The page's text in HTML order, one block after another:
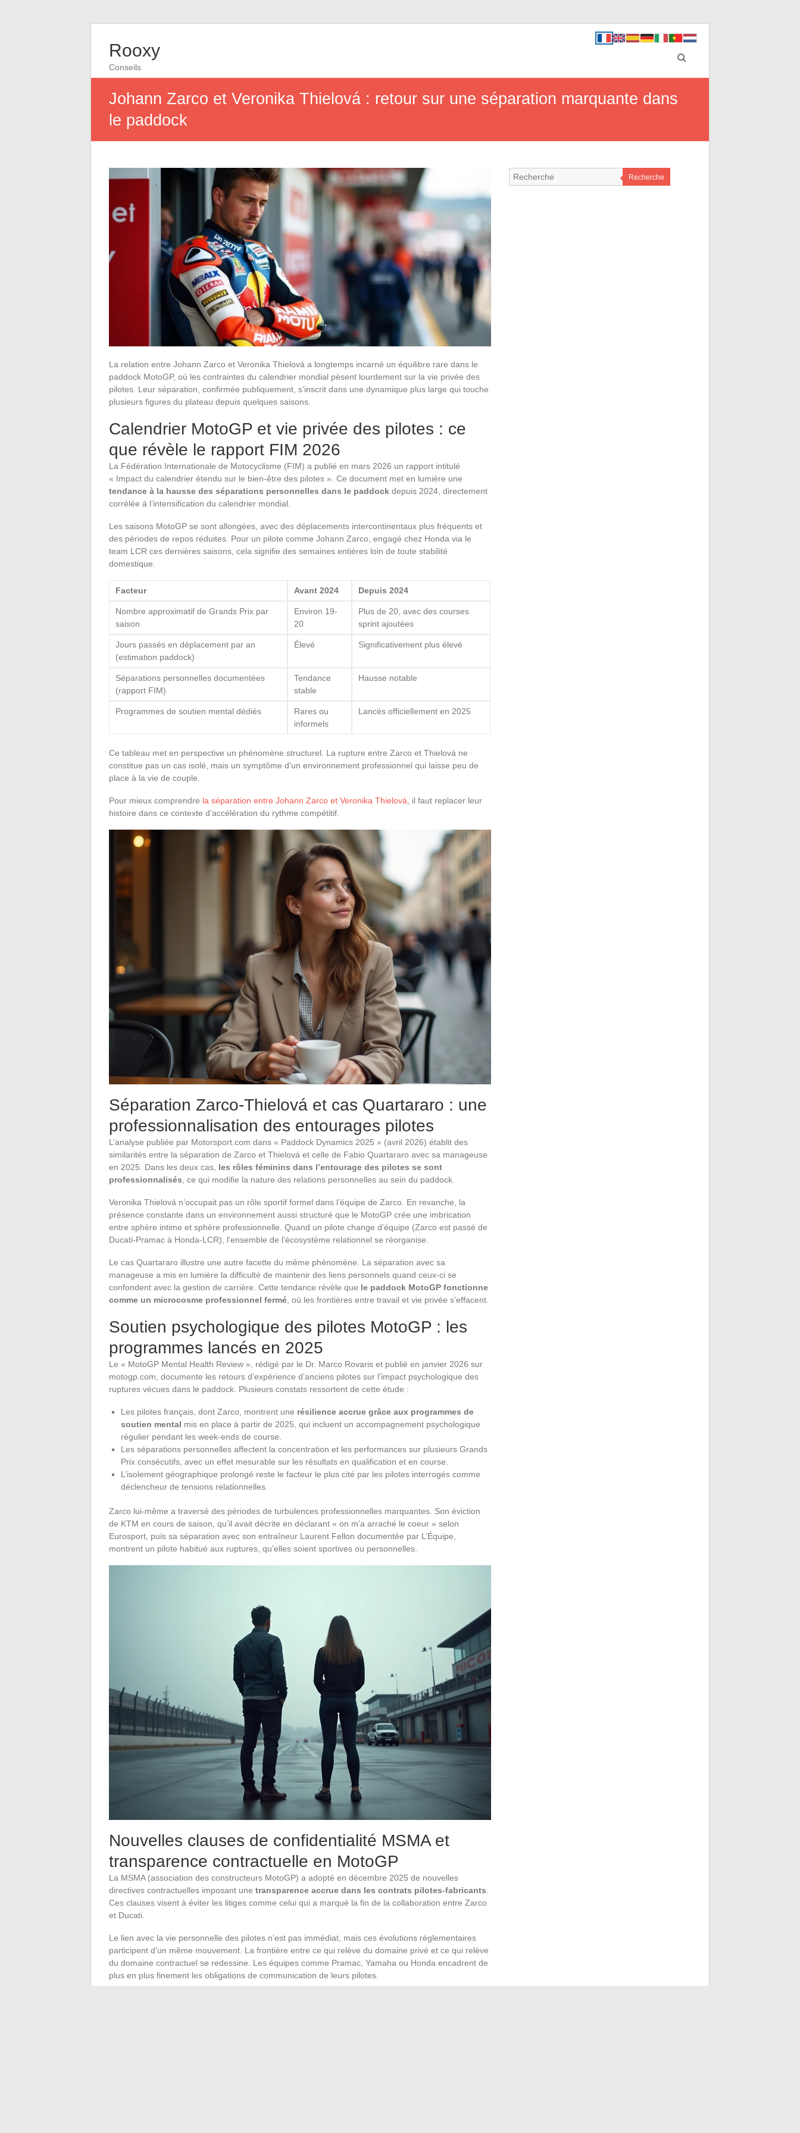
Rooxy
Conseils
Johann Zarco et Veronika Thielová : retour sur une séparation marquante dans
le paddock
La relation entre Johann Zarco et Veronika Thielová a longtemps incarné un équilibre rare dans le
paddock MotoGP, où les contraintes du calendrier mondial pèsent lourdement sur la vie privée des
pilotes. Leur séparation, confirmée publiquement, s’inscrit dans une dynamique plus large qui touche
plusieurs figures du plateau depuis quelques saisons.
Calendrier MotoGP et vie privée des pilotes : ce
que révèle le rapport FIM 2026
La Fédération Internationale de Motocyclisme (FIM) a publié en mars 2026 un rapport intitulé
« Impact du calendrier étendu sur le bien-être des pilotes ». Ce document met en lumière une
tendance à la hausse des séparations personnelles dans le paddock depuis 2024, directement
corrélée à l’intensification du calendrier mondial.
Les saisons MotoGP se sont allongées, avec des déplacements intercontinentaux plus fréquents et
des périodes de repos réduites. Pour un pilote comme Johann Zarco, engagé chez Honda via le
team LCR ces dernières saisons, cela signifie des semaines entières loin de toute stabilité
domestique.
Facteur Avant 2024 Depuis 2024
Nombre approximatif de Grands Prix par
saison
Environ 19-
20
Plus de 20, avec des courses
sprint ajoutées
Jours passés en déplacement par an
(estimation paddock)
Élevé Significativement plus élevé
Séparations personnelles documentées
(rapport FIM)
Tendance
stable
Hausse notable
Programmes de soutien mental dédiés
Rares ou
informels
Lancés officiellement en 2025
Ce tableau met en perspective un phénomène structurel. La rupture entre Zarco et Thielová ne
constitue pas un cas isolé, mais un symptôme d’un environnement professionnel qui laisse peu de
place à la vie de couple.
Pour mieux comprendre la séparation entre Johann Zarco et Veronika Thielová , il faut replacer leur
histoire dans ce contexte d’accélération du rythme compétitif.
Séparation Zarco-Thielová et cas Quartararo : une
professionnalisation des entourages pilotes
L’analyse publiée par Motorsport.com dans « Paddock Dynamics 2025 » (avril 2026) établit des
similarités entre la séparation de Zarco et Thielová et celle de Fabio Quartararo avec sa manageuse
en 2025. Dans les deux cas, les rôles féminins dans l’entourage des pilotes se sont
professionnalisés , ce qui modifie la nature des relations personnelles au sein du paddock.
Veronika Thielová n’occupait pas un rôle sportif formel dans l’équipe de Zarco. En revanche, la
présence constante dans un environnement aussi structuré que le MotoGP crée une imbrication
entre sphère intime et sphère professionnelle. Quand un pilote change d’équipe (Zarco est passé de
Ducati-Pramac à Honda-LCR), l’ensemble de l’écosystème relationnel se réorganise.
Le cas Quartararo illustre une autre facette du même phénomène. La séparation avec sa
manageuse a mis en lumière la difficulté de maintenir des liens personnels quand ceux-ci se
confondent avec la gestion de carrière. Cette tendance révèle que le paddock MotoGP fonctionne
comme un microcosme professionnel fermé , où les frontières entre travail et vie privée s’effacent.
Soutien psychologique des pilotes MotoGP : les
programmes lancés en 2025
Le « MotoGP Mental Health Review », rédigé par le Dr. Marco Rovaris et publié en janvier 2026 sur
motogp.com, documente les retours d’expérience d’anciens pilotes sur l’impact psychologique des
ruptures vécues dans le paddock. Plusieurs constats ressortent de cette étude :
Les pilotes français, dont Zarco, montrent une résilience accrue grâce aux programmes de
soutien mental mis en place à partir de 2025, qui incluent un accompagnement psychologique
régulier pendant les week-ends de course.
Les séparations personnelles affectent la concentration et les performances sur plusieurs Grands
Prix consécutifs, avec un effet mesurable sur les résultats en qualification et en course.
L’isolement géographique prolongé reste le facteur le plus cité par les pilotes interrogés comme
déclencheur de tensions relationnelles.
Zarco lui-même a traversé des périodes de turbulences professionnelles marquantes. Son éviction
de KTM en cours de saison, qu’il avait décrite en déclarant « on m’a arraché le coeur » selon
Eurosport, puis sa séparation avec son entraîneur Laurent Fellon documentée par L’Équipe,
montrent un pilote habitué aux ruptures, qu’elles soient sportives ou personnelles.
Nouvelles clauses de confidentialité MSMA et
transparence contractuelle en MotoGP
La MSMA (association des constructeurs MotoGP) a adopté en décembre 2025 de nouvelles
directives contractuelles imposant une transparence accrue dans les contrats pilotes-fabricants
Ces clauses visent à éviter les litiges comme celui qui a marqué la fin de la collaboration entre Zarco
et Ducati.
Le lien avec la vie personnelle des pilotes n’est pas immédiat, mais ces évolutions réglementaires
participent d’un même mouvement. La frontière entre ce qui relève du domaine privé et ce qui relève
du domaine contractuel se redessine. Les équipes comme Pramac, Yamaha ou Honda encadrent de
plus en plus finement les obligations de communication de leurs pilotes.
Recherche